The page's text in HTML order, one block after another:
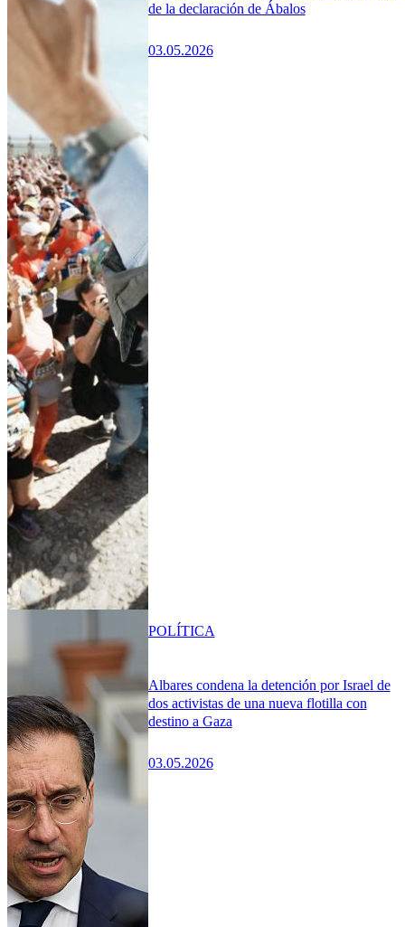
de la declaración de Ábalos
03.05.2026
Albares condena la detención por Israel de
dos activistas de una nueva flotilla con
destino a Gaza
03.05.2026
POLÍTICA